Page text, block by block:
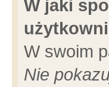
W jaki
W swoim
Nie